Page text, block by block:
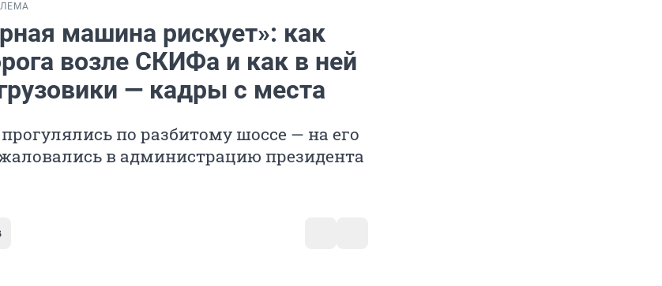
машина рискует»: как
возле СКИФа и как в ней
— кадры с места
по разбитому шоссе — на его
в администрацию президента